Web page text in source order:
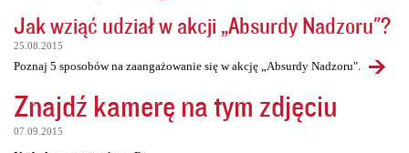
Jak wziąć udział w akcji „Absurdy Nadzoru"?
25.08.2015
Poznaj 5 sposobów na zaangażowanie się w akcję „Absurdy Nadzoru".
Znajdź kamerę na tym zdjęciu
07.09.2015